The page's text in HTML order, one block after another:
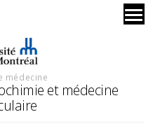
médecine
et médecine